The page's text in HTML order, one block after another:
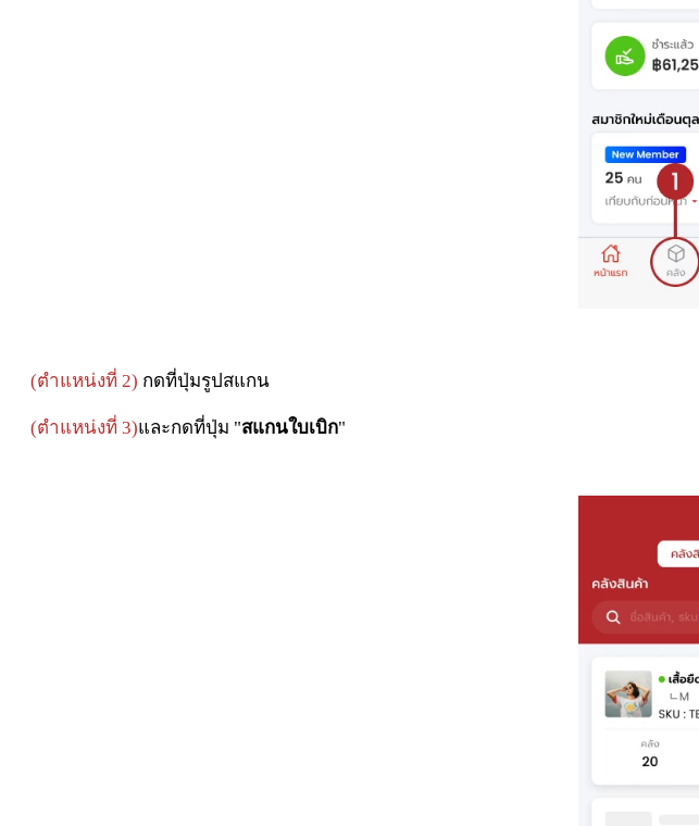
(ตำแหน่งที่ 2) กดที่ปุ่มรูปสแกน
(ตำแหน่งที่ 3)และกดที่ปุ่ม "สแกนใบเบิก"